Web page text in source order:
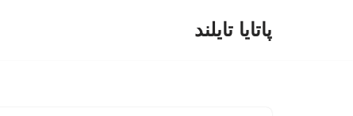
پاتایا تایلند